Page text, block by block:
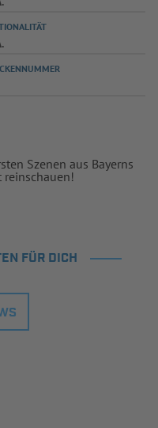
Szenen aus Bayerns
FÜR DICH